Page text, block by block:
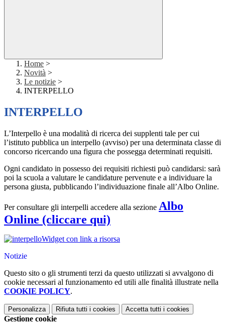
Home >
Novità >
Le notizie >
INTERPELLO
INTERPELLO
L’Interpello è una modalità di ricerca dei supplenti tale per cui
l’istituto pubblica un interpello (avviso) per una determinata classe di
concorso ricercando una figura che possegga determinati requisiti.
Ogni candidato in possesso dei requisiti richiesti può candidarsi: sarà
poi la scuola a valutare le candidature pervenute e a individuare la
persona giusta, pubblicando l’individuazione finale all’Albo Online.
Per consultare gli interpelli accedere alla sezione Albo
Online (cliccare qui)
Widget con link a risorsa
Notizie
Questo sito o gli strumenti terzi da questo utilizzati si avvalgono di
cookie necessari al funzionamento ed utili alle finalità illustrate nella
COOKIE POLICY.
Personalizza Rifiuta tutti i cookies Accetta tutti i cookies
Gestione cookie